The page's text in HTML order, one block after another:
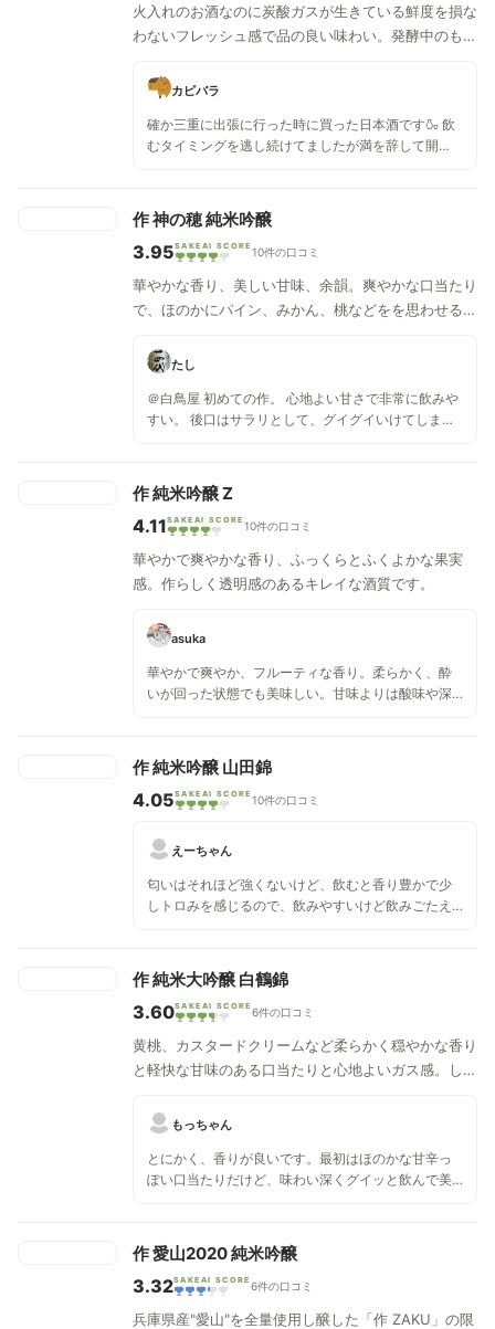
火入れのお酒なのに炭酸ガスが生きている鮮度を損な
わないフレッシュ感で品の良い味わい。発酵中のもろ
りが漂い、キレの良い酸味と旨味が飲み飽きさせ無い
す。
カピバラ
確か三重に出張に行った時に買った日本酒です🍶 飲
むタイミングを逃し続けてましたが満を辞して開
をしっかり感じました！少しガス感もあってすっき
りしてたので、かなり飲みやすかったです！ パッケ
ージもとてもおしゃれで、今まで飲んだ作の中では
じました！🍶🍶
作 神の穂 純米吟醸
3.95SAKEAI SCORE 10件の口コミ
華やかな香り、美しい甘味、余韻。爽やかな口当たり
で、ほのかにパイン、みかん、桃などをを思わせるト
す。フルーツミックスを食べているかのよう贅沢感、
は綺麗な酸が心地良く、後を引きます。優しくも爽や
かな香り、口に含めば柔らかく広がるクリアな旨味
たし
＠白鳥屋 初めての作。 心地よい甘さで非常に飲みや
すい。 後口はサラリとして、グイグイいけてしま
作 純米吟醸 Z
4.11SAKEAI SCORE 10件の口コミ
華やかで爽やかな香り、ふっくらとふくよかな果実
感。作らしく透明感のあるキレイな酒質です。
asuka
華やかで爽やか、フルーティな香り。柔らかく、酔
いが回った状態でも美味しい。甘味よりは酸味や深
作 純米吟醸 山田錦
4.05SAKEAI SCORE 10件の口コミ
えーちゃん
匂いはそれほど強くないけど、飲むと香り豊かで少
しトロみを感じるので、飲みやすいけど飲みごたえ
作 純米大吟醸 白鶴錦
3.60SAKEAI SCORE 6件の口コミ
黄桃、カスタードクリームなど柔らかく穏やかな香り
と軽快な甘味のある口当たりと心地よいガス感。しな
な苦味が引き締める辛さのある味わいです。
もっちゃん
とにかく、香りが良いです。最初はほのかな甘辛っ
ぽい口当たりだけど、味わい深くグイッと飲んで美
作 愛山2020 純米吟醸
3.32SAKEAI SCORE 6件の口コミ
兵庫県産"愛山"を全量使用し醸した「作 ZAKU」の限